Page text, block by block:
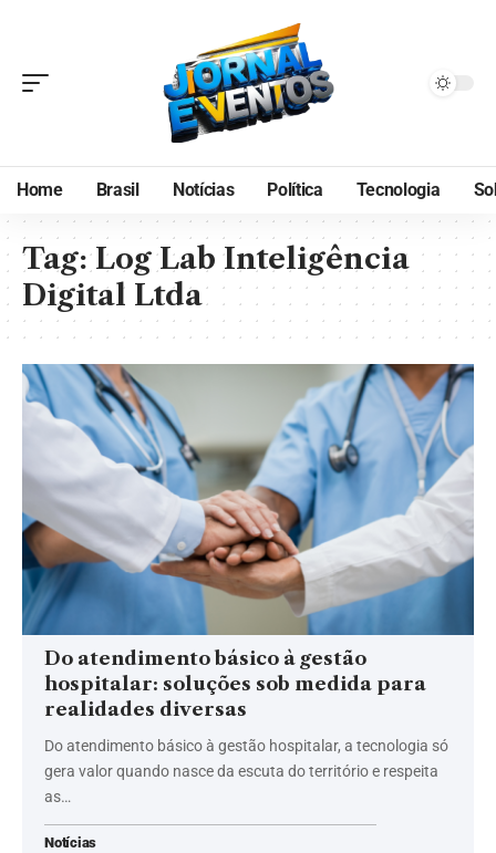
Home Brasil Notícias Política Tecnologia
Tag:Log Lab Inteligência
Digital Ltda
Do atendimento básico à gestão
hospitalar: soluções sob medida para
realidades diversas
Do atendimento básico à gestão hospitalar, a tecnologia só
gera valor quando nasce da escuta do território e respeita
as…
Notícias